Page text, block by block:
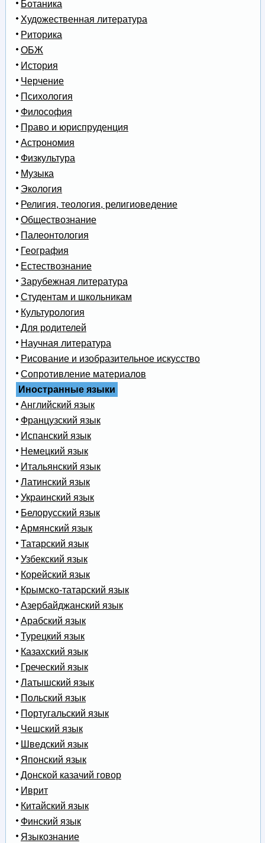
Ботаника
Художественная литература
Риторика
ОБЖ
История
Черчение
Психология
Философия
Право и юриспруденция
Астрономия
Физкультура
Музыка
Экология
Религия, теология, религиоведение
Обществознание
Палеонтология
География
Естествознание
Зарубежная литература
Студентам и школьникам
Культурология
Для родителей
Научная литература
Рисование и изобразительное искусство
Сопротивление материалов
Иностранные языки
Английский язык
Французский язык
Испанский язык
Немецкий язык
Итальянский язык
Латинский язык
Украинский язык
Белорусский язык
Армянский язык
Татарский язык
Узбекский язык
Корейский язык
Крымско-татарский язык
Азербайджанский язык
Арабский язык
Турецкий язык
Казахский язык
Греческий язык
Латышский язык
Польский язык
Португальский язык
Чешский язык
Шведский язык
Японский язык
Донской казачий говор
Иврит
Китайский язык
Финский язык
Языкознание